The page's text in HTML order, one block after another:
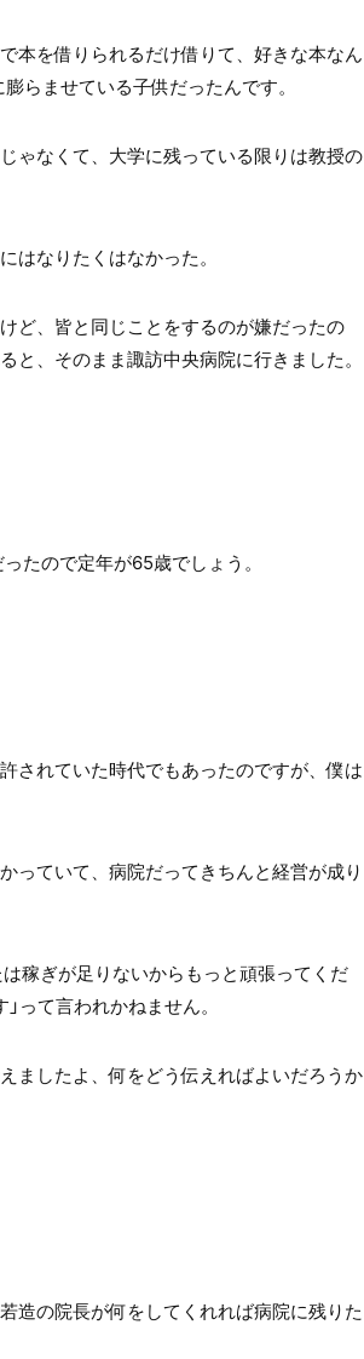
本を借りられるだけ借りて、好きな本なん
らませている子供だったんです。
ゃなくて、大学に残っている限りは教授の
はなりたくはなかった。
ど、皆と同じことをするのが嫌だったの
、そのまま諏訪中央病院に行きました。
たので定年が65歳でしょう。
されていた時代でもあったのですが、僕は
っていて、病院だってきちんと経営が成り
稼ぎが足りないからもっと頑張ってくだ
って言われかねません。
ましたよ、何をどう伝えればよいだろうか
造の院長が何をしてくれれば病院に残りた